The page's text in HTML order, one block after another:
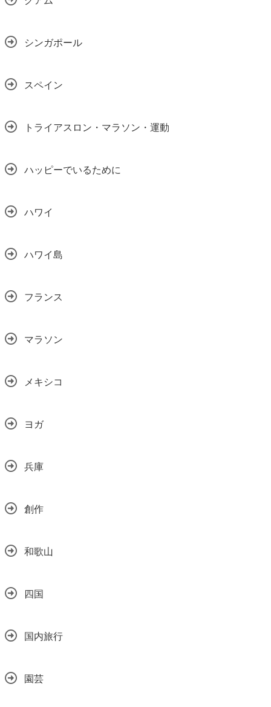
シンガポール
スペイン
トライアスロン・マラソン・運動
ハッピーでいるために
ハワイ
ハワイ島
フランス
マラソン
メキシコ
ヨガ
兵庫
創作
和歌山
四国
国内旅行
園芸